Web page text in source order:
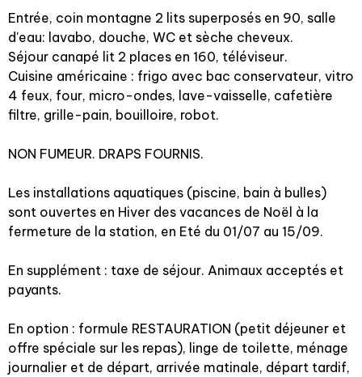
Entrée, coin montagne 2 lits superposés en 90, salle
d'eau: lavabo, douche, WC et sèche cheveux.
Séjour canapé lit 2 places en 160, téléviseur.
Cuisine américaine : frigo avec bac conservateur, vitro
4 feux, four, micro-ondes, lave-vaisselle, cafetière
filtre, grille-pain, bouilloire, robot.
NON FUMEUR. DRAPS FOURNIS.
Les installations aquatiques (piscine, bain à bulles)
sont ouvertes en Hiver des vacances de Noël à la
fermeture de la station, en Eté du 01/07 au 15/09.
En supplément : taxe de séjour. Animaux acceptés et
payants.
En option : formule RESTAURATION (petit déjeuner et
offre spéciale sur les repas), linge de toilette, ménage
journalier et de départ, arrivée matinale, départ tardif,